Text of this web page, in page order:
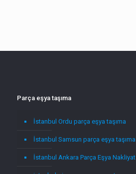
Parça eşya taşıma
İstanbul Ordu parça eşya taşıma
İstanbul Samsun parça eşya taşıma
İstanbul Ankara Parça Eşya Nakliyat